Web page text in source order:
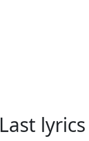
Last lyrics